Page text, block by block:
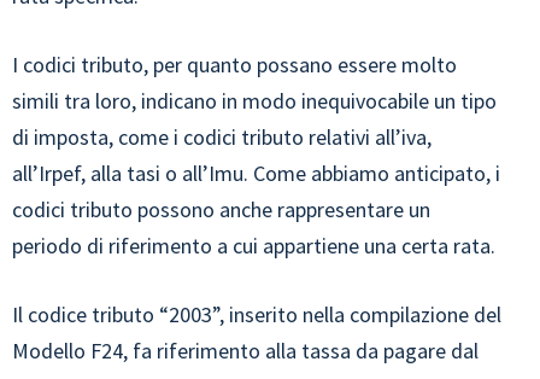
I codici tributo, per quanto possano essere molto
simili tra loro, indicano in modo inequivocabile un tipo
di imposta, come i codici tributo relativi all’iva,
all’Irpef, alla tasi o all’Imu. Come abbiamo anticipato, i
codici tributo possono anche rappresentare un
periodo di riferimento a cui appartiene una certa rata.
Il codice tributo “2003”, inserito nella compilazione del
Modello F24, fa riferimento alla tassa da pagare dal